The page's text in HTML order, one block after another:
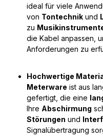
ideal für viele
von Tontechnik und
zu
die Kabel anpassen,
Anforderungen zu
Hochwertige
Meterware ist aus
gefertigt, die eine
Ihre Abschirmung
Störungen und
Signalübertragung